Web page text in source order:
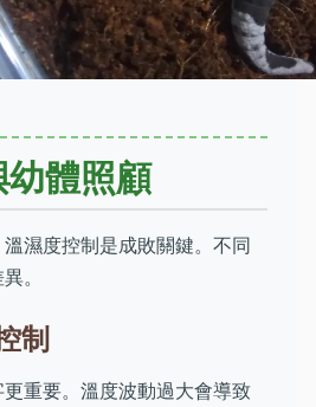
體照顧
濕度控制是成敗關鍵。不同
。
制
重要。溫度波動過大會導致